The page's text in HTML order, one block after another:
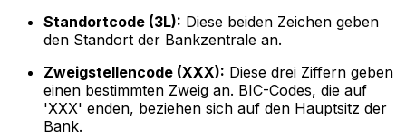
Standortcode (3L): Diese beiden Zeichen geben
den Standort der Bankzentrale an.
Zweigstellencode (XXX): Diese drei Ziffern geben
einen bestimmten Zweig an. BIC-Codes, die auf
'XXX' enden, beziehen sich auf den Hauptsitz der
Bank.